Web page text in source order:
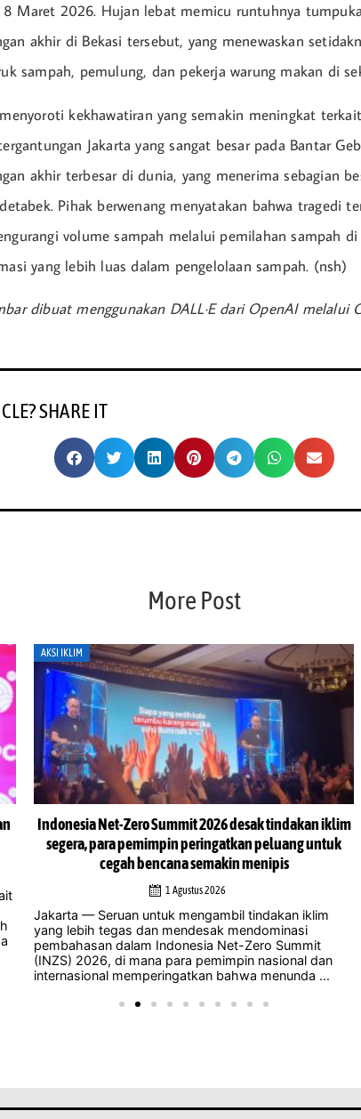
Maret 2026. Hujan lebat memicu runtuhnya
akhir di Bekasi tersebut, yang menewaskan
sampah, pemulung, dan pekerja warung makan di
kekhawatiran yang semakin meningkat
Jakarta yang sangat besar pada Bantar
akhir terbesar di dunia, yang menerima sebagian
Pihak berwenang menyatakan bahwa tragedi
volume sampah melalui pemilahan sampah
yang lebih luas dalam pengelolaan sampah. (nsh)
dibuat menggunakan DALL·E dari OpenAI melalui
SHARE IT
More Post
AKSI IKLIM
Indonesia Net-Zero Summit 2026 desak tindakan iklim
segera, para pemimpin peringatkan peluang untuk
cegah bencana semakin menipis
1 Agustus 2026
Jakarta — Seruan untuk mengambil tindakan iklim
yang lebih tegas dan mendesak mendominasi
pembahasan dalam Indonesia Net-Zero Summit
(INZS) 2026, di mana para pemimpin nasional dan
internasional memperingatkan bahwa menunda ...